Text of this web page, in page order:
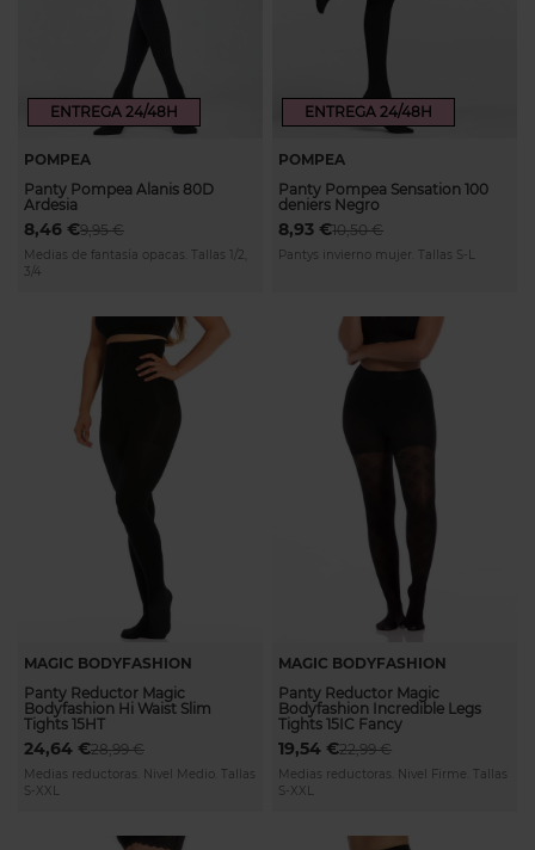
ENTREGA 24/48H
POMPEA
Panty Pompea Alanis 80D
Ardesia
9,95 €
8,46 €
Medias de fantasía opacas. Tallas 1/2,
3/4
ENTREGA 24/48H
POMPEA
Panty Pompea Sensation 100
deniers Negro
10,50 €
8,93 €
Pantys invierno mujer. Tallas S-L
MAGIC BODYFASHION
Panty Reductor Magic
Bodyfashion Hi Waist Slim
Tights 15HT
28,99 €
24,64 €
Medias reductoras. Nivel Medio. Tallas
S-XXL
MAGIC BODYFASHION
Panty Reductor Magic
Bodyfashion Incredible Legs
Tights 15IC Fancy
22,99 €
19,54 €
Medias reductoras. Nivel Firme. Tallas
S-XXL